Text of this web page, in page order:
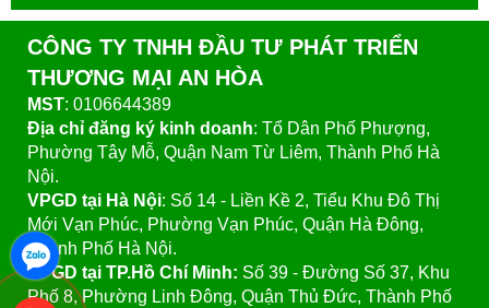
CÔNG TY TNHH ĐẦU TƯ PHÁT TRIỂN
THƯƠNG MẠI AN HÒA
MST: 0106644389
Địa chỉ đăng ký kinh doanh: Tổ Dân Phố Phượng,
Phường Tây Mỗ, Quận Nam Từ Liêm, Thành Phố Hà
Nội.
VPGD tại Hà Nội: Số 14 - Liền Kề 2, Tiểu Khu Đô Thị
Mới Vạn Phúc, Phường Vạn Phúc, Quận Hà Đông,
Thành Phố Hà Nội.
VPGD tại TP.Hồ Chí Minh: Số 39 - Đường Số 37, Khu
Phố 8, Phường Linh Đông, Quận Thủ Đức, Thành Phố